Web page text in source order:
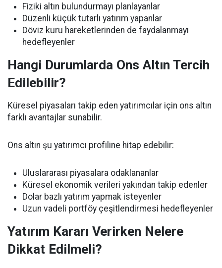
Fiziki altın bulundurmayı planlayanlar
Düzenli küçük tutarlı yatırım yapanlar
Döviz kuru hareketlerinden de faydalanmayı
hedefleyenler
Hangi Durumlarda Ons Altın Tercih
Edilebilir?
Küresel piyasaları takip eden yatırımcılar için ons altın
farklı avantajlar sunabilir.
Ons altın şu yatırımcı profiline hitap edebilir:
Uluslararası piyasalara odaklananlar
Küresel ekonomik verileri yakından takip edenler
Dolar bazlı yatırım yapmak isteyenler
Uzun vadeli portföy çeşitlendirmesi hedefleyenler
Yatırım Kararı Verirken Nelere
Dikkat Edilmeli?